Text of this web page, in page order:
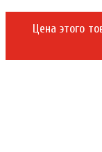
Цена этого